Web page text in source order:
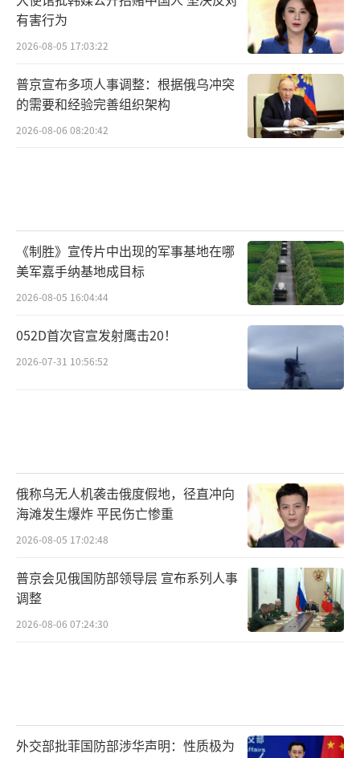
有害行为
2026-08-05 17:03:22
普京宣布多项人事调整：根据俄乌冲突
的需要和经验完善组织架构
2026-08-06 08:20:42
《制胜》宣传片中出现的军事基地在哪
美军嘉手纳基地成目标
2026-08-05 16:04:44
052D首次官宣发射鹰击20！
2026-07-31 10:56:52
俄称乌无人机袭击俄度假地，径直冲向
海滩发生爆炸 平民伤亡惨重
2026-08-05 17:02:48
普京会见俄国防部领导层 宣布系列人事
调整
2026-08-06 07:24:30
外交部批菲国防部涉华声明：性质极为